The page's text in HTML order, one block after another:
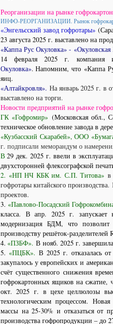
Реорганизации на рынке
ИНФО-РЕОРГАНИЗАЦИИ. Рынок
«Энгельсский завод гофротары»
23 августа 2025 г. выставлено на
«Каппа Рус Окуловка» -
14 февраля 2025 г. компания
Окуловка». Напомним, что «Каппа
яиц.
«Алтайкровля».На январь 2025 г. в
выставлено на торги.
Новости предприятий на рынке
ГК «Гофромир» (Московская обл.,
техническое обновление завода в
«Кузбасский Скарабей», ООО
г. подписали меморандум о
В 29 дек. 2025 г. ввели в
двухсторонней флексографской
2. «НП НЧ КБК им. С.П. Титова» в
гофротары китайского
проектов.
3. «Павлово-Посадский
класса.В апр. 2025 г. запускает
модернизация БДМ, что
производству решёток-разделителей
4. «ПЗБФ». В нояб. 2025 г.
5. «ПЦБК». В 2025 г. отказалась
закупалось у европейских и
счёт существенного снижения
гофрокартонных ящиков на сжатие,
окт. 2025 г. в цехе целлюлозы
технологическим процессом. Новая
массы на 25-30% и отказаться от
производства гофропродукции – до